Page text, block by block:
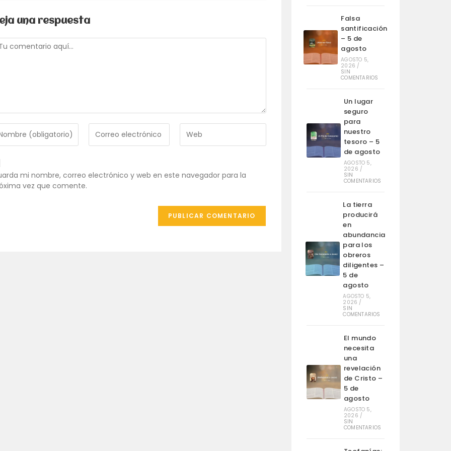
una respuesta
dirección
correo
electrónico
URL
web
mi nombre, correo electrónico y web en este navegador para la
vez que comente.
Falsa
santificación
– 5 de
agosto
AGOSTO 5,
2026 /
SIN
COMENTARIOS
Un lugar
seguro
para
nuestro
tesoro – 5
de agosto
AGOSTO 5,
2026 /
SIN
COMENTARIOS
La tierra
producirá
en
abundancia
para los
obreros
diligentes –
5 de
agosto
AGOSTO 5,
2026 /
SIN
COMENTARIOS
El mundo
necesita
una
revelación
de Cristo –
5 de
agosto
AGOSTO 5,
2026 /
SIN
COMENTARIOS